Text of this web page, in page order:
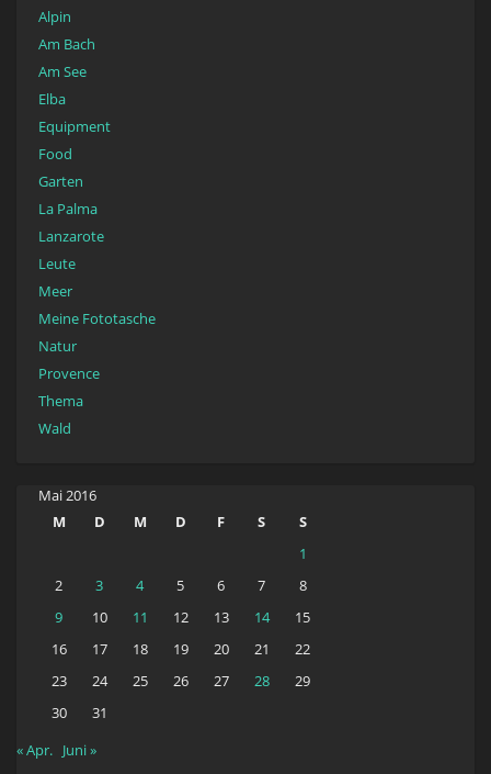
Alpin
Am Bach
Am See
Elba
Equipment
Food
Garten
La Palma
Lanzarote
Leute
Meer
Meine Fototasche
Natur
Provence
Thema
Wald
Mai 2016
M
D M D F S
S
1
2
3 4 5 6 7
8
9
10 11 12 13 14
15
16
17 18 19 20 21
22
23
24 25 26 27 28
29
30
31
« Apr. Juni »